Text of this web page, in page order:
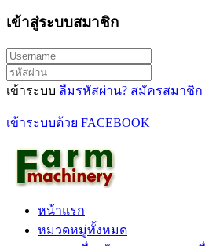
เข้าสู่ระบบสมาชิก
เข้าระบบ ลืมรหัสผ่าน? สมัครสมาชิก
เข้าระบบด้วย FACEBOOK
หน้าแรก
หมวดหมู่ทั้งหมด